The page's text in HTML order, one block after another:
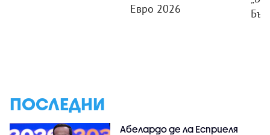
Евро 2026
ПОСЛЕДНИ
Абелардо де ла Есприеля